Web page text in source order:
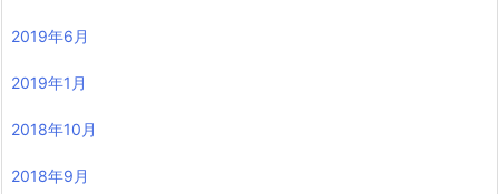
2019年6月
2019年1月
2018年10月
2018年9月